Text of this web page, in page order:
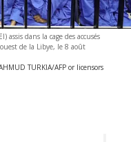
assis dans la cage des accusés
de la Libye, le 8 août
TURKIA/AFP or licensors